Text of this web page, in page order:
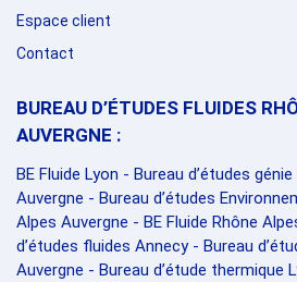
Espace client
Contact
BUREAU D’ÉTUDES FLUIDES
AUVERGNE :
BE Fluide Lyon - Bureau d’études
Auvergne - Bureau d’études
Alpes Auvergne - BE Fluide Rhône
d’études fluides Annecy- Bureau
Auvergne - Bureau d’étude thermique